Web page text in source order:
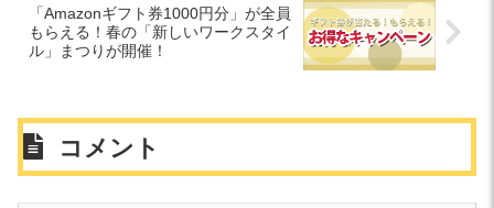
「Amazonギフト券1000円分」が全員
もらえる！春の「新しいワークスタイ
ル」まつりが開催！
コメント